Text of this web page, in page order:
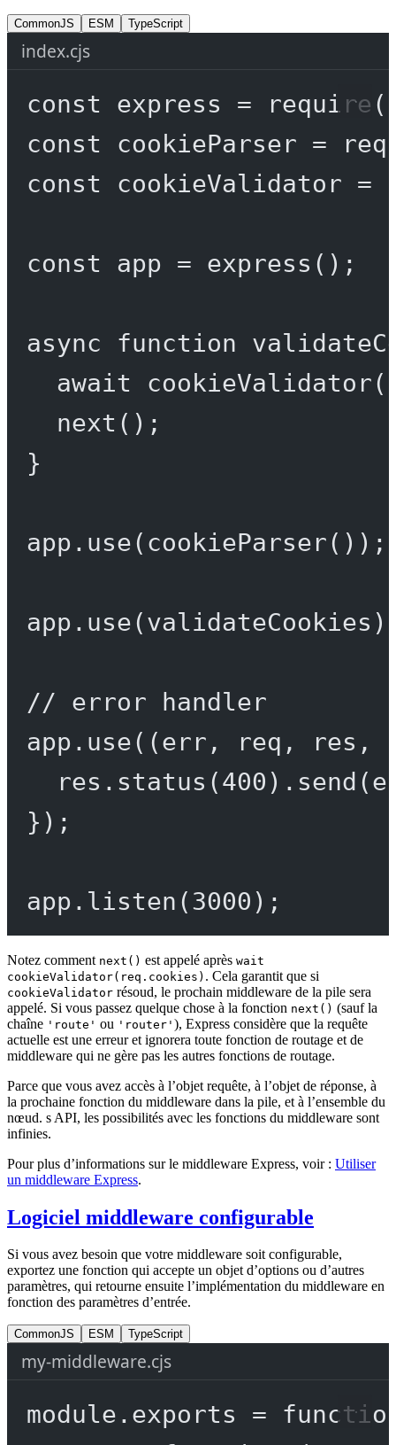
CommonJS ESM TypeScript
index.cjs
const express = require (
const
cookieParser =
const
cookieValidator =
const app = express ();
async function
await
cookieValidator
next ();
}
app. use( cookieParser());
app. use
// error handler
app. use((err , req , res ,
res. status (400 ). send
});
app. listen (3000 );
Notez comment next() est appelé après wait
cookieValidator(req.cookies) . Cela garantit que si
cookieValidator résoud, le prochain middleware de la pile sera
appelé. Si vous passez quelque chose à la fonction next() (sauf la
chaîne 'route' ou 'router' ), Express considère que la requête
actuelle est une erreur et ignorera toute fonction de routage et de
middleware qui ne gère pas les autres fonctions de routage.
Parce que vous avez accès à l’objet requête, à l’objet de réponse, à
la prochaine fonction du middleware dans la pile, et à l’ensemble du
nœud. s API, les possibilités avec les fonctions du middleware sont
infinies.
Pour plus d’informations sur le middleware Express, voir : Utiliser
un middleware Express.
Logiciel middleware configurable
Si vous avez besoin que votre middleware soit configurable,
exportez une fonction qui accepte un objet d’options ou d’autres
paramètres, qui retourne ensuite l’implémentation du middleware en
fonction des paramètres d’entrée.
CommonJS ESM TypeScript
my-middleware.cjs
module . exports =